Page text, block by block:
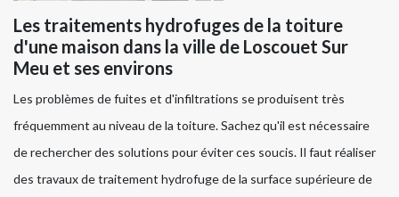
Les traitements hydrofuges de la toiture
d'une maison dans la ville de Loscouet Sur
Meu et ses environs
Les problèmes de fuites et d'infiltrations se produisent très
fréquemment au niveau de la toiture. Sachez qu'il est nécessaire
de rechercher des solutions pour éviter ces soucis. Il faut réaliser
des travaux de traitement hydrofuge de la surface supérieure de